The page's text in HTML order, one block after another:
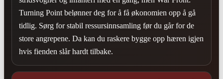
Turning Point belønner deg for å få økonomien opp å gå
tidlig. Sørg for stabil ressursinnsamling før du går for de
store angrepene. Da kan du raskere bygge opp hæren igjen
hvis fienden slår hardt tilbake.